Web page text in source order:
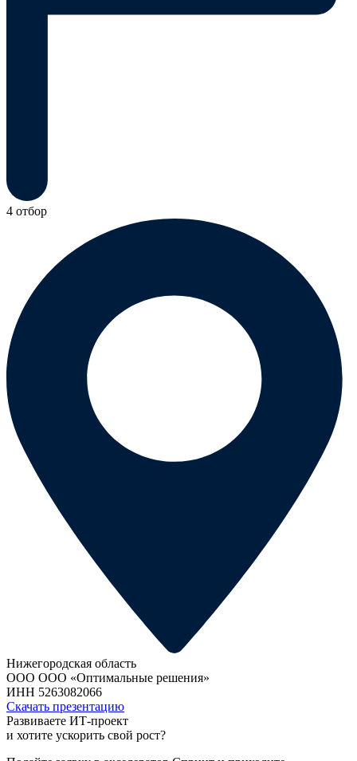
4 отбор
Нижегородская область
ООО ООО «Оптимальные решения»
ИНН 5263082066
Скачать презентацию
Развиваете ИТ-проект
и хотите ускорить свой рост?